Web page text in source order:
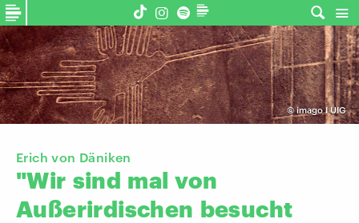
©imago I UIG
Erich von Däniken
"Wir sind mal von
Außerirdischen besucht